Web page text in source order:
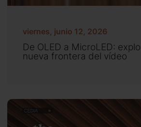
viernes, junio 12, 2026
De OLED a MicroLED:
nueva frontera del vídeo